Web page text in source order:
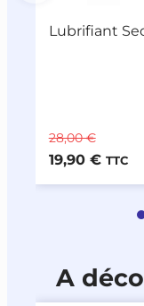
Lubrifiant
28,00 €
19,90 € TTC
A